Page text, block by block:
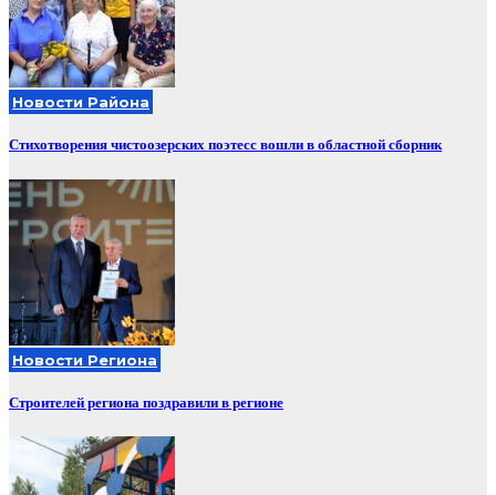
Новости Района
Стихотворения чистоозерских поэтесс вошли в областной сборник
Новости Региона
Строителей региона поздравили в регионе